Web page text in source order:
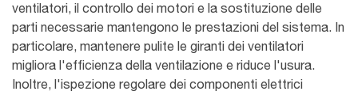
ventilatori, il controllo dei motori e la sostituzione delle
parti necessarie mantengono le prestazioni del sistema. In
particolare, mantenere pulite le giranti dei ventilatori
migliora l'efficienza della ventilazione e riduce l'usura.
Inoltre, l'ispezione regolare dei componenti elettrici